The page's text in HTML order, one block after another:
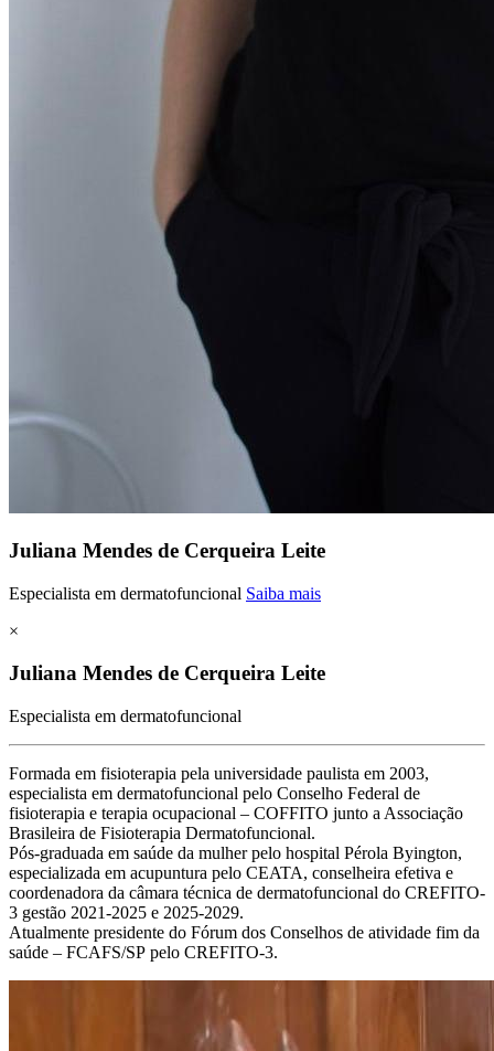
Juliana Mendes de Cerqueira Leite
Especialista em dermatofuncional Saiba mais
×
Juliana Mendes de Cerqueira Leite
Especialista em dermatofuncional
Formada em fisioterapia pela universidade paulista em 2003,
especialista em dermatofuncional pelo Conselho Federal de
fisioterapia e terapia ocupacional – COFFITO junto a Associação
Brasileira de Fisioterapia Dermatofuncional.
Pós-graduada em saúde da mulher pelo hospital Pérola Byington,
especializada em acupuntura pelo CEATA, conselheira efetiva e
coordenadora da câmara técnica de dermatofuncional do CREFITO-
3 gestão 2021-2025 e 2025-2029.
Atualmente presidente do Fórum dos Conselhos de atividade fim da
saúde – FCAFS/SP pelo CREFITO-3.